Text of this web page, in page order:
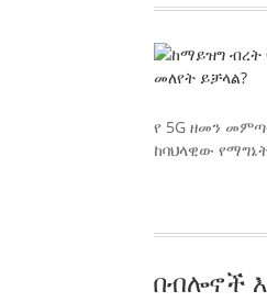
የ 5G ዘመን
ከባህላዊው
በብሎኖች